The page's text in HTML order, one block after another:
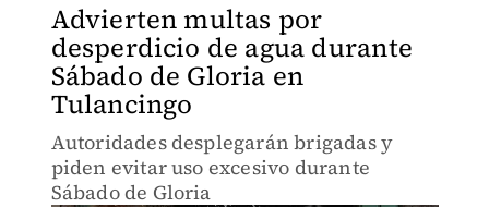
Advierten multas por
desperdicio de agua durante
Sábado de Gloria en
Tulancingo
Autoridades desplegarán brigadas y
piden evitar uso excesivo durante
Sábado de Gloria